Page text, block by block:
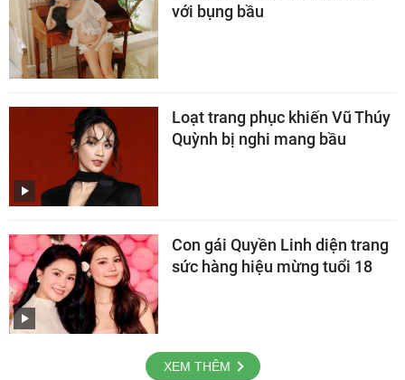
với bụng bầu
Loạt trang phục khiến Vũ Thúy
Quỳnh bị nghi mang bầu
Con gái Quyền Linh diện trang
sức hàng hiệu mừng tuổi 18
XEM THÊM